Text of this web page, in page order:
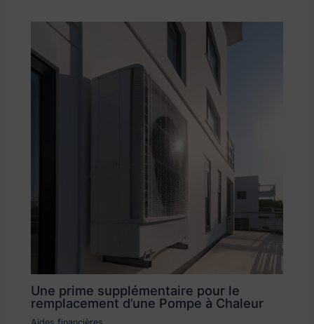
Une prime supplémentaire pour le
remplacement d’une Pompe à Chaleur